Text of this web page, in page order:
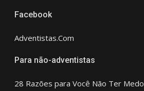
Facebook
Adventistas.Com
Para não-adventistas
28 Razões para Você Não Ter Medo